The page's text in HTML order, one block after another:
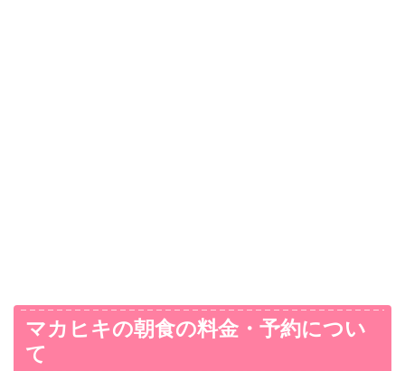
マカヒキの朝食の料金・予約につい
て